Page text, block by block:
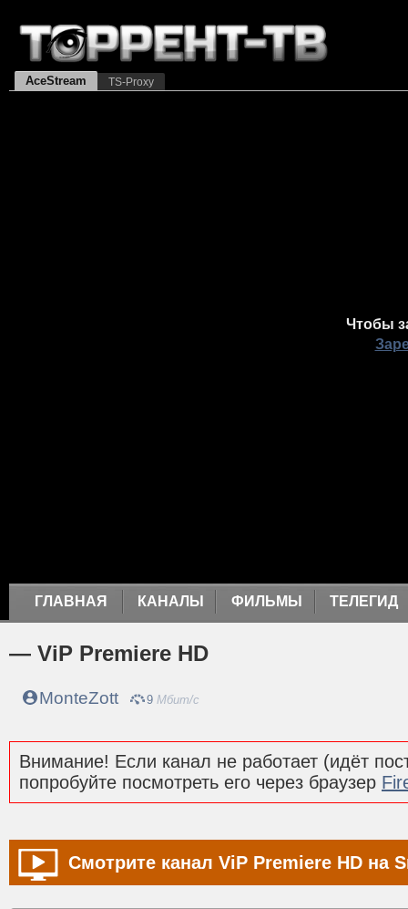
AceStream TS-Proxy
Чтобы
ГЛАВНАЯ КАНАЛЫ ФИЛЬМЫ ТЕЛЕГИД
— ViP Premiere HD
MonteZott 9 Мбит/с
Внимание! Если канал не работает (идёт
попробуйте посмотреть его через браузер
Смотрите канал ViP Premiere HD на